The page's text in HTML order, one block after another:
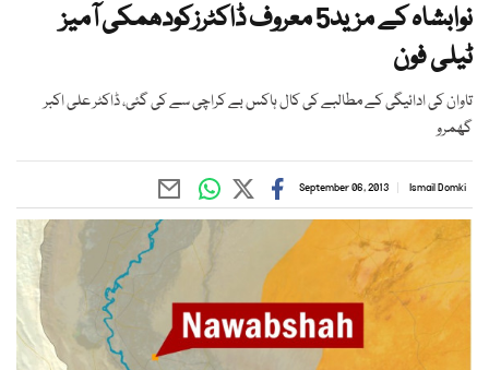
نوابشاہ کے مزید5 معروف ڈاکٹرزکودھمکی آمیز
ٹیلی فون
تاوان کی ادائیگی کے مطالبے کی کال ہاکس بے کراچی سے کی گئی، ڈاکٹر علی اکبر
گھمرو
Ismail Domki
September 06, 2013